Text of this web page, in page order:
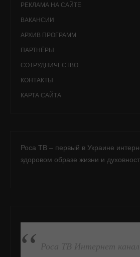
РЕКЛАМА НА САЙТЕ
ВАКАНСИИ
АРХИВ ПРОГРАММ
ПАРТНЁРЫ
СОТРУДНИЧЕСТВО
КОНТАКТЫ
КАРТА САЙТА
Роса ТВ – первый в Украине
здоровом образе жизни и
ПОДПИСАТЬСЯ НА FB
Роса ТВ Интернет канал